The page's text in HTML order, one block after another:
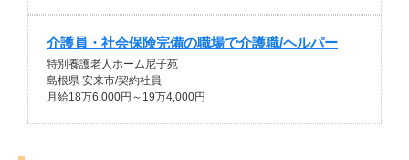
介護員・社会保険完備の職場で介護職/ヘルパー
特別養護老人ホーム尼子苑
島根県 安来市/契約社員
月給18万6,000円～19万4,000円